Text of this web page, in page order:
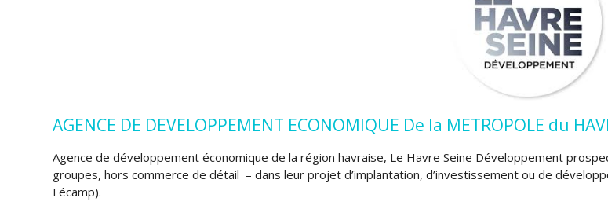
AGENCE DE DEVELOPPEMENT ECONOMIQUE De la METROPOLE du
Agence de développement économique de la région havraise, Le Havre Seine Développement
groupes, hors commerce de détail – dans leur projet d’implantation, d’investissement ou de
Fécamp).